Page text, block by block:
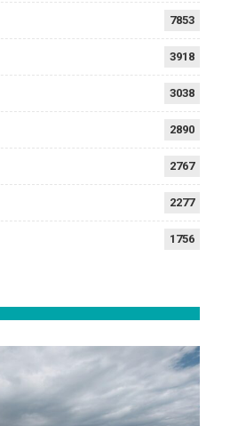
7853
3918
3038
2890
2767
2277
1756